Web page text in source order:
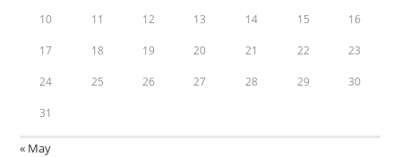
10 11 12 13 14 15 16
17 18 19 20 21 22 23
24 25 26 27 28 29 30
31
« May